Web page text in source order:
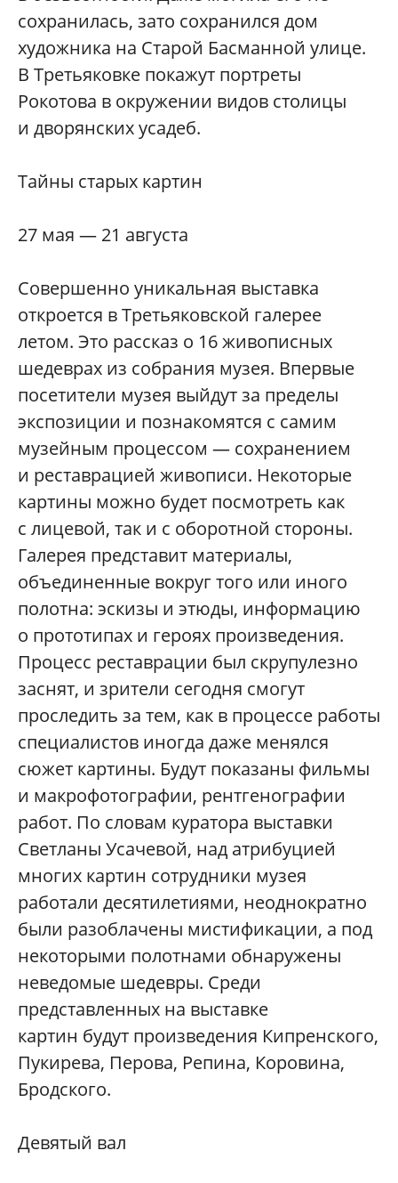
сохранилась, зато сохранился дом
художника на Старой Басманной улице.
В Третьяковке покажут портреты
Рокотова в окружении видов столицы
и дворянских усадеб.
Тайны старых картин
27 мая — 21 августа
Совершенно уникальная выставка
откроется в Третьяковской галерее
летом. Это рассказ о 16 живописных
шедеврах из собрания музея. Впервые
посетители музея выйдут за пределы
экспозиции и познакомятся с самим
музейным процессом — сохранением
и реставрацией живописи. Некоторые
картины можно будет посмотреть как
с лицевой, так и с оборотной стороны.
Галерея представит материалы,
объединенные вокруг того или иного
полотна: эскизы и этюды, информацию
о прототипах и героях произведения.
Процесс реставрации был скрупулезно
заснят, и зрители сегодня смогут
проследить за тем, как в процессе работы
специалистов иногда даже менялся
сюжет картины. Будут показаны фильмы
и макрофотографии, рентгенографии
работ. По словам куратора выставки
Светланы Усачевой, над атрибуцией
многих картин сотрудники музея
работали десятилетиями, неоднократно
были разоблачены мистификации, а под
некоторыми полотнами обнаружены
неведомые шедевры. Среди
представленных на выставке
картин будут произведения Кипренского,
Пукирева, Перова, Репина, Коровина,
Бродского.
Девятый вал